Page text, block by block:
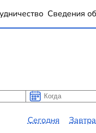
Сведения
Когда
Когда
Сегодня Завтра